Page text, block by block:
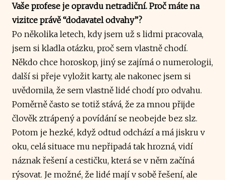
Vaše profese je opravdu netradiční. Proč máte na
vizitce právě “dodavatel odvahy”?
Po několika letech, kdy jsem už s lidmi pracovala,
jsem si kladla otázku, proč sem vlastně chodí.
Někdo chce horoskop, jiný se zajímá o numerologii,
další si přeje vyložit karty, ale nakonec jsem si
uvědomila, že sem vlastně lidé chodí pro odvahu.
Poměrně často se totiž stává, že za mnou přijde
člověk ztrápený a povídání se neobejde bez slz.
Potom je hezké, když odtud odchází a má jiskru v
oku, celá situace mu nepřipadá tak hrozná, vidí
náznak řešení a cestičku, která se v něm začíná
rýsovat. Je možné, že lidé mají v sobě řešení, ale